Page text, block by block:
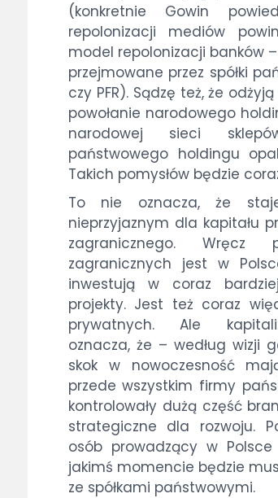
(konkretnie Gowin
repolonizacji mediów
model repolonizacji banków
przejmowane przez spółki
czy PFR). Sądzę też, że
powołanie narodowego
narodowej sieci
państwowego holdingu
Takich pomysłów będzie
To nie oznacza, że
nieprzyjaznym dla kapitału
zagranicznego. Wręcz
zagranicznych jest w
inwestują w coraz
projekty. Jest też coraz
prywatnych. Ale
oznacza, że – według wizji
skok w nowoczesność
przede wszystkim firmy
kontrolowały dużą część
strategiczne dla rozwoju.
osób prowadzący w
jakimś momencie będzie
ze spółkami państwowymi.